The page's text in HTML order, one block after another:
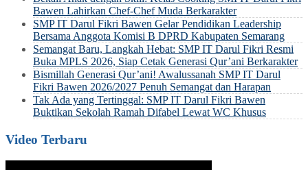
Bawen Lahirkan Chef-Chef Muda Berkarakter
SMP IT Darul Fikri Bawen Gelar Pendidikan Leadership
Bersama Anggota Komisi B DPRD Kabupaten Semarang
Semangat Baru, Langkah Hebat: SMP IT Darul Fikri Resmi
Buka MPLS 2026, Siap Cetak Generasi Qur’ani Berkarakter
Bismillah Generasi Qur’ani! Awalussanah SMP IT Darul
Fikri Bawen 2026/2027 Penuh Semangat dan Harapan
Tak Ada yang Tertinggal: SMP IT Darul Fikri Bawen
Buktikan Sekolah Ramah Difabel Lewat WC Khusus
Video Terbaru